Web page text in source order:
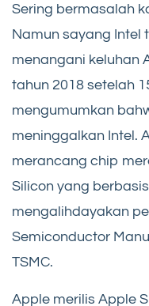
Sering bermasalah
Namun sayang Intel
menangani keluhan
tahun 2018 setelah
mengumumkan
meninggalkan Intel.
merancang chip
Silicon yang
mengalihdayakan
Semiconductor
TSMC.
Apple merilis Apple